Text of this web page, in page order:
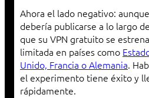
Ahora el lado negativo:
debería publicarse a lo largo
que su VPN gratuito se
limitada en países como
Unido, Francia o Alemania.
el experimento tiene éxito y
rápidamente.